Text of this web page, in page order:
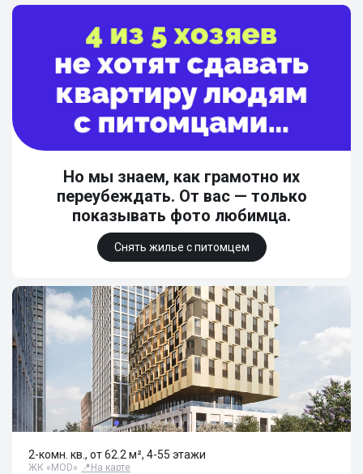
Но мы знаем, как грамотно их
переубеждать. От вас — только
показывать фото любимца.
Снять жилье с питомцем
2-комн. кв., от 62.2 м², 4-55 этажи
ЖК «MOD» 📍 На карте